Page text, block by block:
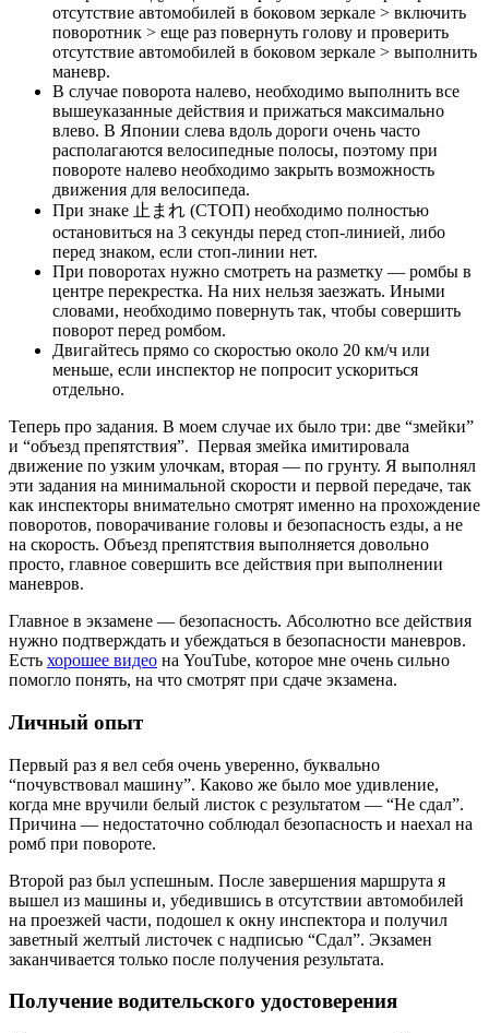
отсутствие автомобилей в боковом зеркале > включить
поворотник > еще раз повернуть голову и проверить
отсутствие автомобилей в боковом зеркале > выполнить
маневр.
В случае поворота налево, необходимо выполнить все
вышеуказанные действия и прижаться максимально
влево. В Японии слева вдоль дороги очень часто
располагаются велосипедные полосы, поэтому при
повороте налево необходимо закрыть возможность
движения для велосипеда.
При знаке 止まれ (СТОП) необходимо полностью
остановиться на 3 секунды перед стоп-линией, либо
перед знаком, если стоп-линии нет.
При поворотах нужно смотреть на разметку — ромбы в
центре перекрестка. На них нельзя заезжать. Иными
словами, необходимо повернуть так, чтобы совершить
поворот перед ромбом.
Двигайтесь прямо со скоростью около 20 км/ч или
меньше, если инспектор не попросит ускориться
отдельно.
Теперь про задания. В моем случае их было три: две “змейки”
и “объезд препятствия”. Первая змейка имитировала
движение по узким улочкам, вторая — по грунту. Я выполнял
эти задания на минимальной скорости и первой передаче, так
как инспекторы внимательно смотрят именно на прохождение
поворотов, поворачивание головы и безопасность езды, а не
на скорость. Объезд препятствия выполняется довольно
просто, главное совершить все действия при выполнении
маневров.
Главное в экзамене — безопасность. Абсолютно все действия
нужно подтверждать и убеждаться в безопасности маневров.
Есть хорошее видео на YouTube, которое мне очень сильно
помогло понять, на что смотрят при сдаче экзамена.
Личный опыт
Первый раз я вел себя очень уверенно, буквально
“почувствовал машину”. Каково же было мое удивление,
когда мне вручили белый листок с результатом — “Не сдал”.
Причина — недостаточно соблюдал безопасность и наехал на
ромб при повороте.
Второй раз был успешным. После завершения маршрута я
вышел из машины и, убедившись в отсутствии автомобилей
на проезжей части, подошел к окну инспектора и получил
заветный желтый листочек с надписью “Сдал”. Экзамен
заканчивается только после получения результата.
Получение водительского удостоверения